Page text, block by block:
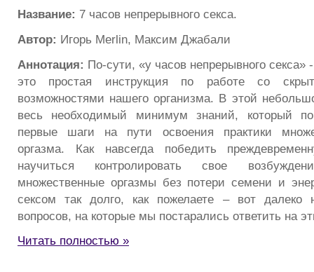
Название: 7 часов непрерывного секса.
Автор: Игорь Merlin, Максим Джабали
Аннотация: По-сути, «у часов непрерывного секса» -
это простая инструкция по работе со
возможностями нашего организма. В этой
весь необходимый минимум знаний, который
первые шаги на пути освоения практики
оргазма. Как навсегда победить
научиться контролировать свое
множественные оргазмы без потери семени и
сексом так долго, как пожелаете – вот далеко
вопросов, на которые мы постарались ответить на
Читать полностью »